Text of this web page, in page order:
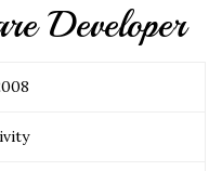
Developer